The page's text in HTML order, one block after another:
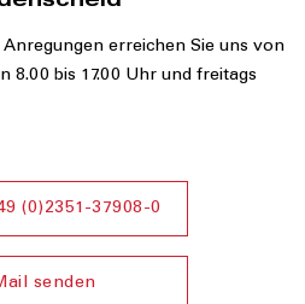
Anregungen erreichen Sie uns von
8.00 bis 17.00 Uhr und freitags
(0)2351-37908-0
senden